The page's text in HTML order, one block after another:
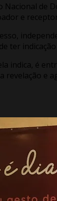
Nacional de
e
ter
indica, é
revelação e